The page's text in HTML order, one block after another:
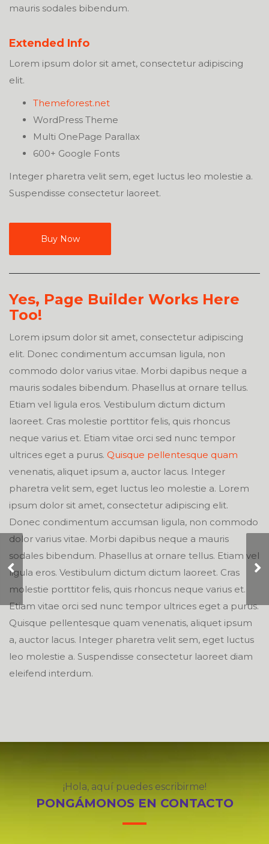
mauris sodales bibendum.
Extended Info
Lorem ipsum dolor sit amet, consectetur adipiscing
elit.
Themeforest.net
WordPress Theme
Multi OnePage Parallax
600+ Google Fonts
Integer pharetra velit sem, eget luctus leo molestie a.
Suspendisse consectetur laoreet.
Buy Now
Yes, Page Builder Works Here
Too!
Lorem ipsum dolor sit amet, consectetur adipiscing
elit. Donec condimentum accumsan ligula, non
commodo dolor varius vitae. Morbi dapibus neque a
mauris sodales bibendum. Phasellus at ornare tellus.
Etiam vel ligula eros. Vestibulum dictum dictum
laoreet. Cras molestie porttitor felis, quis rhoncus
neque varius et. Etiam vitae orci sed nunc tempor
ultrices eget a purus. Quisque pellentesque quam
venenatis, aliquet ipsum a, auctor lacus. Integer
pharetra velit sem, eget luctus leo molestie a. Lorem
ipsum dolor sit amet, consectetur adipiscing elit.
Donec condimentum accumsan ligula, non commodo
dolor varius vitae. Morbi dapibus neque a mauris
sodales bibendum. Phasellus at ornare tellus. Etiam vel
ligula eros. Vestibulum dictum dictum laoreet. Cras
molestie porttitor felis, quis rhoncus neque varius et.
Etiam vitae orci sed nunc tempor ultrices eget a purus.
Quisque pellentesque quam venenatis, aliquet ipsum
a, auctor lacus. Integer pharetra velit sem, eget luctus
leo molestie a. Suspendisse consectetur laoreet diam
eleifend interdum.
Tattooed Flower
Reaper
¡Hola, aquí puedes escribirme!
PONGÁMONOS EN CONTACTO